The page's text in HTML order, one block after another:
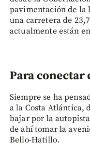
pavimentación de la
una carretera de
actualmente están
Para conectar
Siempre se ha
a la Costa Atlántica,
bajar por la
de ahí tomar la
Bello-Hatillo.